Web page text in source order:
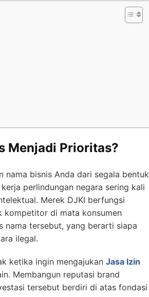
Menjadi Prioritas?
nama bisnis Anda dari segala bentuk
perlindungan negara sering kali
Merek DJKI berfungsi
kompetitor di mata konsumen
nama tersebut, yang berarti siapa
ilegal.
ketika ingin mengajukan Jasa Izin
Membangun reputasi brand
tersebut berdiri di atas fondasi